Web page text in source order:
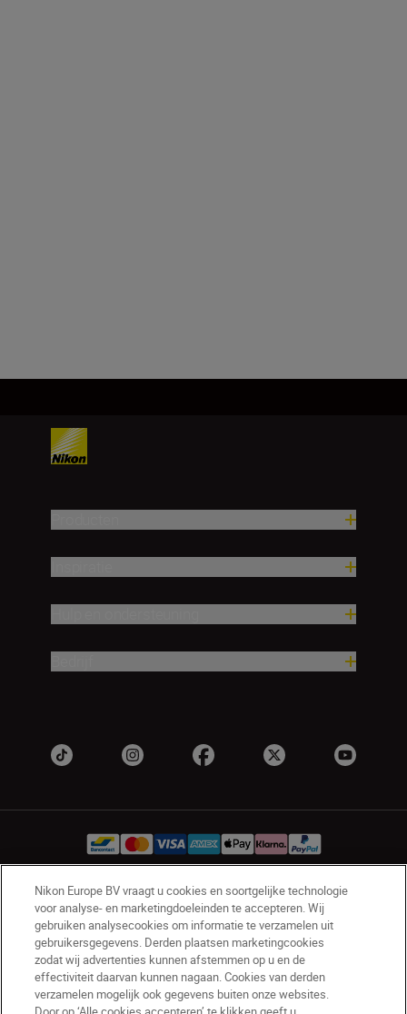
BE(nl) Nikon Sites
Contact opnemen
Privacyverklaring
Gebruiksvoorwaarden
Nikon Store - Algemene voorwaarden
Cookieverklaring
Toegankelijkheid
Nikon Europe BV vraagt u cookies en soortgelijke technologie
voor analyse- en marketingdoeleinden te accepteren. Wij
gebruiken analysecookies om informatie te verzamelen uit
gebruikersgegevens. Derden plaatsen marketingcookies
zodat wij advertenties kunnen afstemmen op u en de
effectiviteit daarvan kunnen nagaan. Cookies van derden
verzamelen mogelijk ook gegevens buiten onze websites.